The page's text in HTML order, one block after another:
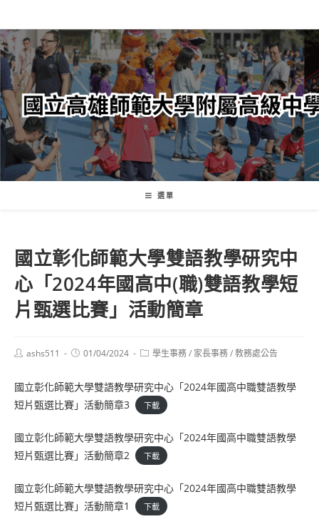
轉
至
主
內
容
選單
國立彰化師範大學雙語教學研究中
心「2024年國高中(職)雙語教學短
片甄選比賽」活動簡章
Postashs511
Post01/04/2024
Post學生事務/ 家長事務/教務處公告
國立彰化師範大學雙語教學研究中心「2024年國高中職雙語教學
短片甄選比賽」活動簡章3
下載
國立彰化師範大學雙語教學研究中心「2024年國高中職雙語教學
短片甄選比賽」活動簡章2
下載
國立彰化師範大學雙語教學研究中心「2024年國高中職雙語教學
短片甄選比賽」活動簡章1
下載